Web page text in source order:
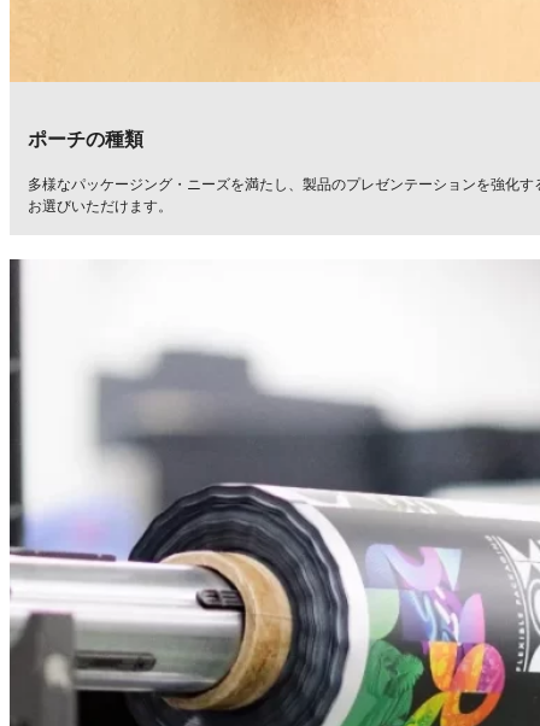
ポーチの種類
多様なパッケージング・ニーズを満たし、製品のプレゼンテーションを強化
お選びいただけます。